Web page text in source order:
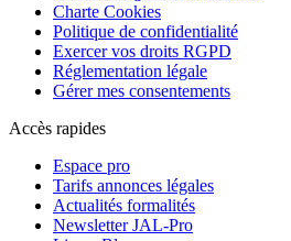
Charte Cookies
Politique de confidentialité
Exercer vos droits RGPD
Réglementation légale
Gérer mes consentements
Accès rapides
Espace pro
Tarifs annonces légales
Actualités formalités
Newsletter JAL-Pro